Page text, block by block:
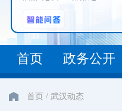
首页 政务公开
首页 / 武汉动态